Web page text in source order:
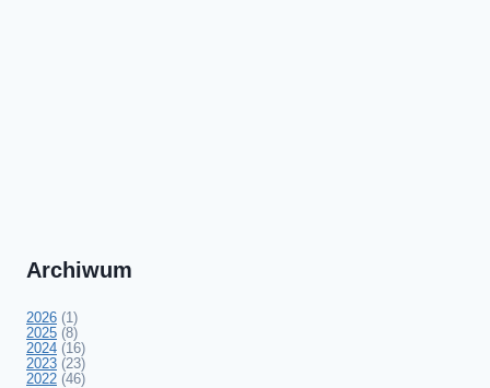
Archiwum
2026 (1)
2025 (8)
2024 (16)
2023 (23)
2022 (46)